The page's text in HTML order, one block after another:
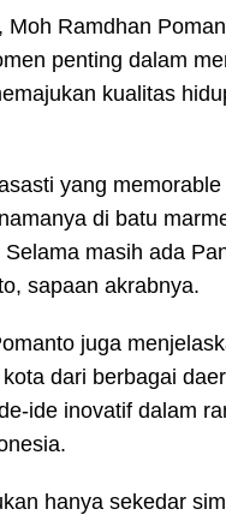
Moh Ramdhan
penting dalam
kualitas
yang
di batu
masih ada
sapaan akrabnya.
juga
dari berbagai
ide inovatif dalam
hanya sekedar